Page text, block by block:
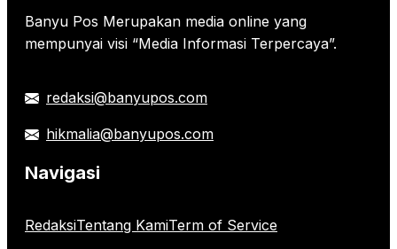
Banyu Pos Merupakan media online yang
mempunyai visi “Media Informasi Terpercaya”.
redaksi@banyupos.com
hikmalia@banyupos.com
Navigasi
RedaksiTentang KamiTerm of Service